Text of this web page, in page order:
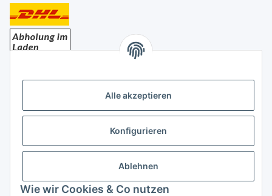
Alle akzeptieren
Konfigurieren
Ablehnen
Wie wir Cookies & Co nutzen
Rechtliches